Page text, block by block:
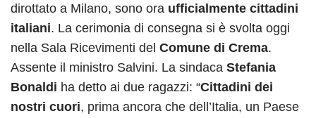
dirottato a Milano, sono ora ufficialmente cittadini
italiani. La cerimonia di consegna si è svolta oggi
nella Sala Ricevimenti del Comune di Crema.
Assente il ministro Salvini. La sindaca Stefania
Bonaldi ha detto ai due ragazzi: “Cittadini dei
nostri cuori, prima ancora che dell’Italia, un Paese